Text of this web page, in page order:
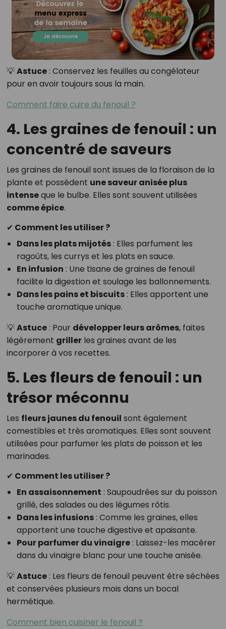
💡Astuce: Conservez les feuilles au congélateur
pour en avoir toujours sous la main.
Comment faire cuire du fenouil ?
4. Les graines de fenouil : un
concentré de saveurs
Les graines de fenouil sont issues de la floraison de la
plante et possèdent une saveur anisée plus
intenseque le bulbe. Elles sont souvent utilisées
comme épice.
✔ Comment les utiliser ?
Dans les plats mijotés: Elles parfument les
ragoûts, les currys et les plats en sauce.
En infusion : Une tisane de graines de fenouil
facilite la digestion et soulage les ballonnements.
Dans les pains et biscuits: Elles apportent une
touche aromatique unique.
💡Astuce: Pour développer leurs arômes, faites
légèrement grillerles graines avant de les
incorporer à vos recettes.
5. Les fleurs de fenouil : un
trésor méconnu
Les fleurs jaunes du fenouil sont également
comestibles et très aromatiques. Elles sont souvent
utilisées pour parfumer les plats de poisson et les
marinades.
✔ Comment les utiliser ?
En assaisonnement : Saupoudrées sur du poisson
grillé, des salades ou des légumes rôtis.
Dans les infusions: Comme les graines, elles
apportent une touche digestive et apaisante.
Pour parfumer du vinaigre: Laissez-les macérer
dans du vinaigre blanc pour une touche anisée.
💡Astuce: Les fleurs de fenouil peuvent être séchées
et conservées plusieurs mois dans un bocal
hermétique.
Comment bien cuisiner le fenouil ?